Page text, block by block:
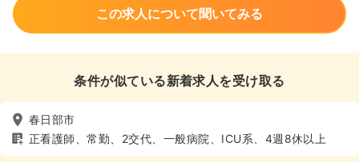
この求人について聞いてみる
条件が似ている新着求人を受け取る
春日部市
正看護師、常勤、2交代、一般病院、ICU系、4週8休以上